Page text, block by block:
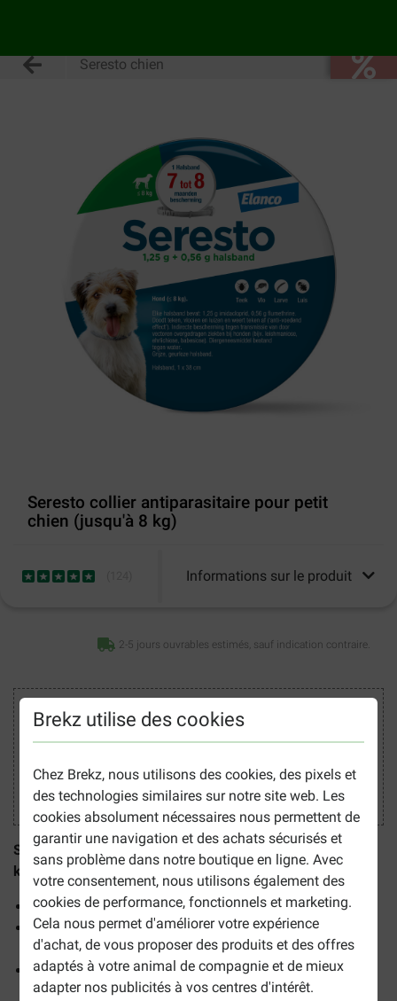
Brekz utilise des cookies
Chez Brekz, nous utilisons des cookies, des pixels et
des technologies similaires sur notre site web. Les
cookies absolument nécessaires nous permettent de
garantir une navigation et des achats sécurisés et
sans problème dans notre boutique en ligne. Avec
votre consentement, nous utilisons également des
cookies de performance, fonctionnels et marketing.
Cela nous permet d'améliorer votre expérience
d'achat, de vous proposer des produits et des offres
adaptés à votre animal de compagnie et de mieux
adapter nos publicités à vos centres d'intérêt.
Seresto chien
Seresto collier antiparasitaire pour petit
chien (jusqu'à 8 kg)
Informations sur le produit
2-5 jours ouvrables estimés, sauf indication contraire.
Acheter en toute sécurité
Seresto collier antiparasitaire pour petit chien (jusqu'à 8
kg)
, contre les puces et les tiques.
Utilisable chez le chiot dès 7 semaines
Principe actif contre le développement de larves de
puces
Efficace durant toutes les saisons et sur les chiens
mouillés